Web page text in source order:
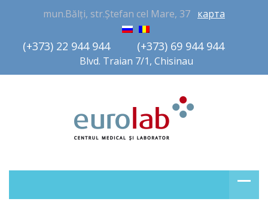
mun.Bălți, str.Ștefan cel Mare, 37 карта
(+373) 22 944 944         (+373) 69 944 944
Blvd. Traian 7/1, Chisinau